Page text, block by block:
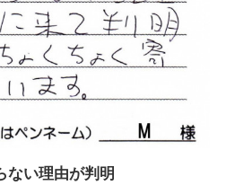
ない理由が判明